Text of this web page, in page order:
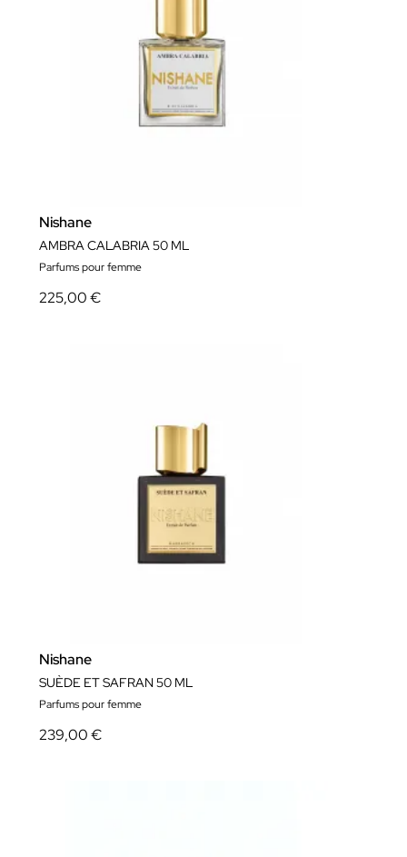
Nishane
AMBRA CALABRIA 50 ML
Parfums pour femme
225,00 €
Nishane
SUÈDE ET SAFRAN 50 ML
Parfums pour femme
239,00 €